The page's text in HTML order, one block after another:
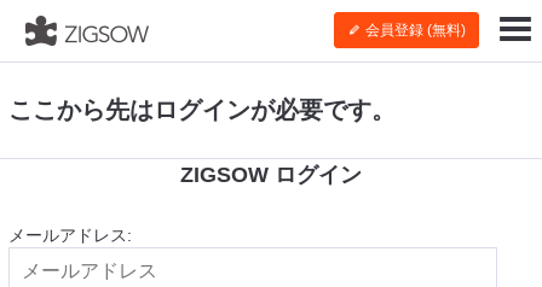
会員登録 (無料)
ここから先はログインが必要です。
ZIGSOW ログイン
メールアドレス: